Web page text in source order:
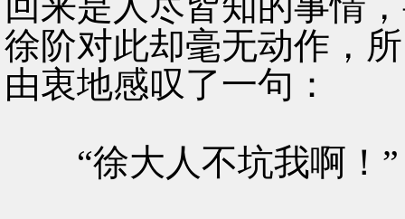
徐阶对此却毫无动作，
由衷地感叹了一句：
“徐大人不坑我啊！”